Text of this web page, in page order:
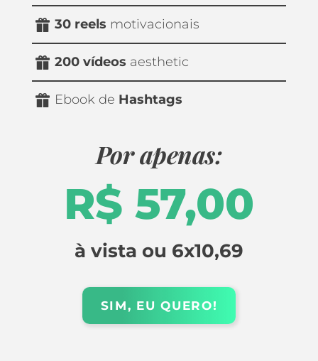
30 reels motivacionais
200 vídeos aesthetic
Ebook de Hashtags
Por apenas:
R$ 57,00
à vista ou 6x10,69
SIM, EU QUERO!